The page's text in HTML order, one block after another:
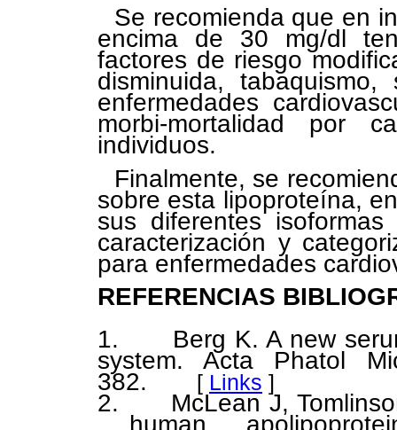
Se recomienda que en
encima de 30 mg/dl
factores de riesgo
disminuida,
enfermedades
morbi-mortalidad por
individuos.
Finalmente, se
sobre esta lipoproteína,
sus diferentes
caracterización y
para enfermedades
REFERENCIAS
1. Berg K. A new
system. Acta Phatol
382. [ Links ]
2. McLean J,
human